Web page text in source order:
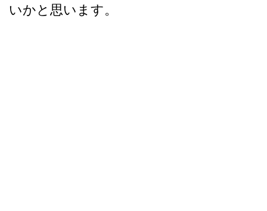
いかと思います。